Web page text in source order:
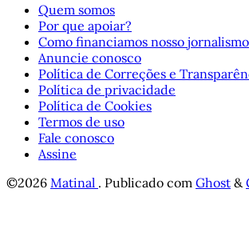
Quem somos
Por que apoiar?
Como financiamos nosso jornalismo
Anuncie conosco
Política de Correções e
Política de privacidade
Política de Cookies
Termos de uso
Fale conosco
Assine
©2026 Matinal . Publicado com Ghost &